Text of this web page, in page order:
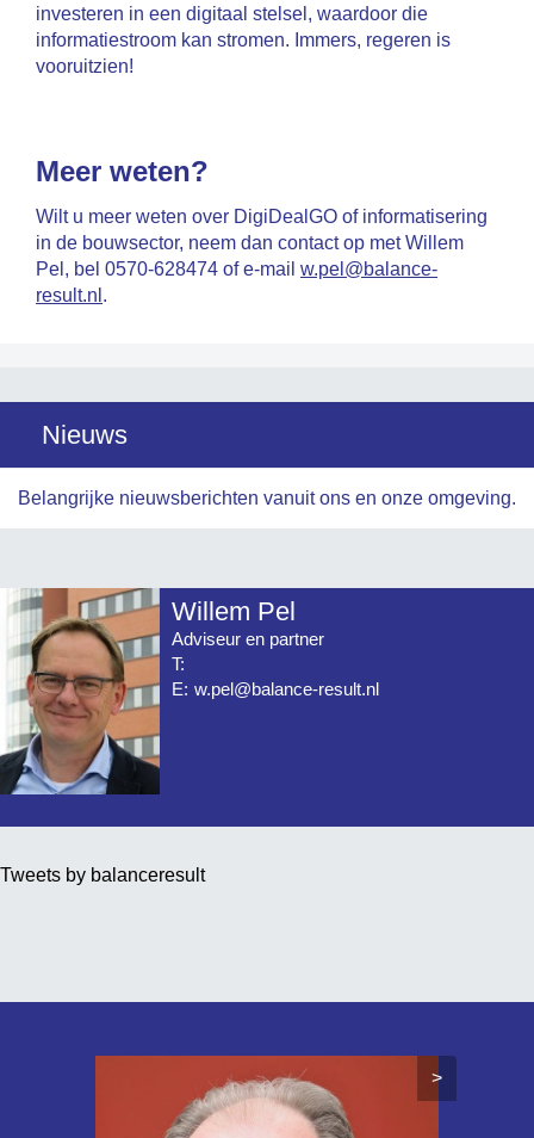
investeren in een digitaal stelsel, waardoor die
informatiestroom kan stromen. Immers, regeren is
vooruitzien!
Meer weten?
Wilt u meer weten over DigiDealGO of informatisering
in de bouwsector, neem dan contact op met Willem
Pel, bel 0570-628474 of e-mail w.pel@balance-
result.nl .
Nieuws
Belangrijke nieuwsberichten vanuit ons en onze omgeving.
Willem Pel
Adviseur en partner
T:
E: w.pel@balance-result.nl
Tweets by balanceresult
>